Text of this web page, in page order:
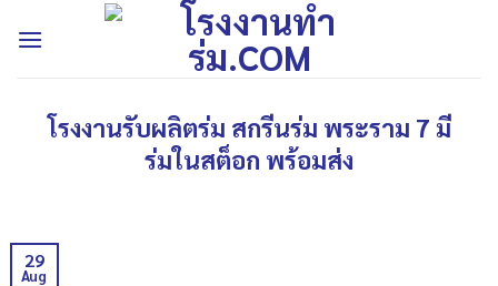
โรงงานรับผลิตร่ม สกรีนร่ม พระราม 7 มี
ร่มในสต็อก พร้อมส่ง
29
Aug